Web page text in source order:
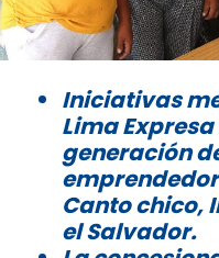
Iniciativas
Lima
generación
Canto chico,
el Salvador.